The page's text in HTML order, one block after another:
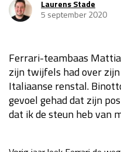
Kwalificatie
GP MEXICO 2026
Kwalificatie
Race
Laurens Stade
5 september 2020
Ferrari-teambaas
zijn twijfels had over
Italiaanse renstal.
gevoel gehad dat zijn
dat ik de steun heb van